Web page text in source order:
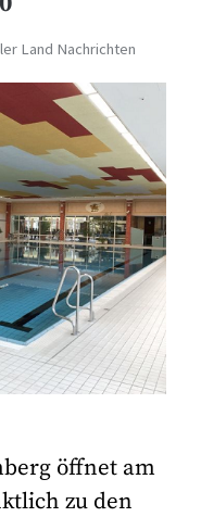
Land Nachrichten
öffnet am
zu den